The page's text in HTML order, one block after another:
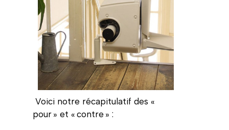
Voici notre récapitulatif des «
pour » et « contre » :